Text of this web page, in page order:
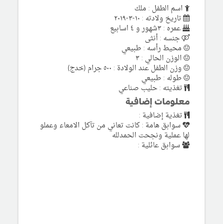
اسم الطفل : ملك
تاريخ ولادته : ١٠-٣-٢٠١٩
عمره : ٣شهور و ٤ اسابيع
جنسه : أنثى
محيط رأسه : طبيعي
الوزن الحالي : ٣
وزن الطفل عند الولادة : ٥٠٠ جرام (خدج)
طوله : طبيعي
تغذيته : حليب صناعي
معلومات إضافية
تغذية إضافية :
سوابق هامة : كانت تعاني من تآكل الامعاء وعملو
لها عملية ونجحت الحمدلله
سوابق عائلية :